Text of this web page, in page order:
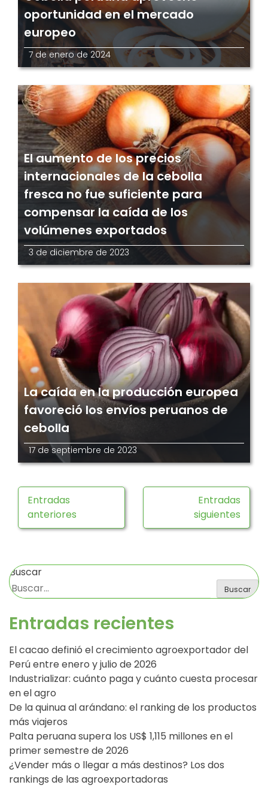
oportunidad en el mercado
europeo
7 de enero de 2024
El aumento de los precios
internacionales de la cebolla
fresca no fue suficiente para
compensar la caída de los
volúmenes exportados
3 de diciembre de 2023
La caída en la producción europea
favoreció los envíos peruanos de
cebolla
17 de septiembre de 2023
Entradas
anteriores
Entradas
siguientes
Buscar
Buscar
Entradas recientes
El cacao definió el crecimiento agroexportador del
Perú entre enero y julio de 2026
Industrializar: cuánto paga y cuánto cuesta procesar
en el agro
De la quinua al arándano: el ranking de los productos
más viajeros
Palta peruana supera los US$ 1,115 millones en el
primer semestre de 2026
¿Vender más o llegar a más destinos? Los dos
rankings de las agroexportadoras